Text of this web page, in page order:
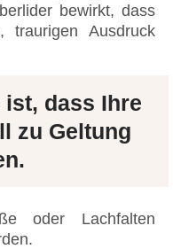
bewirkt, dass
traurigen Ausdruck
dass Ihre
zu Geltung
oder Lachfalten